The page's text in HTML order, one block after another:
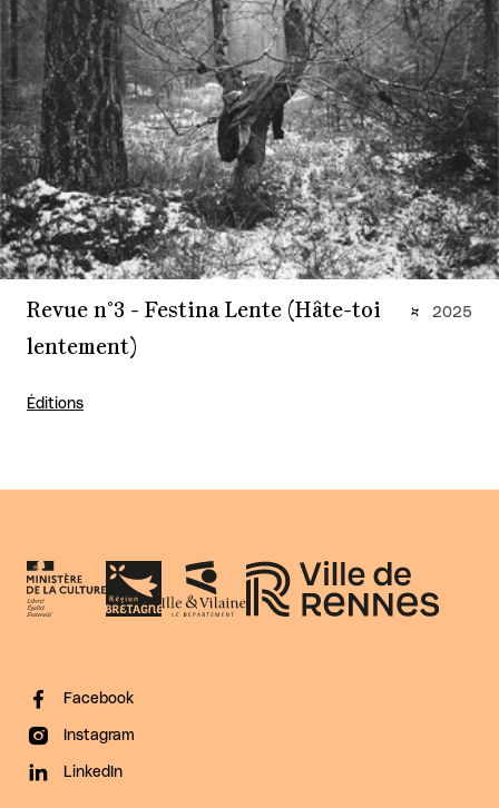
Revue n°3 - Festina Lente (Hâte-toi
lentement)
Éditions
2025
Facebook
Instagram
LinkedIn